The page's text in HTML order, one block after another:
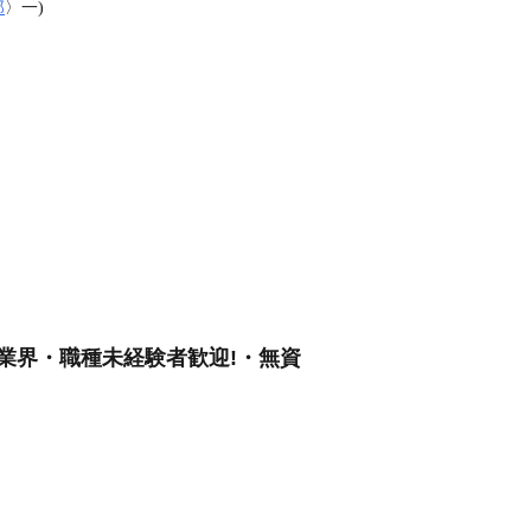
〉一)
界・職種未経験者歓迎!・無資